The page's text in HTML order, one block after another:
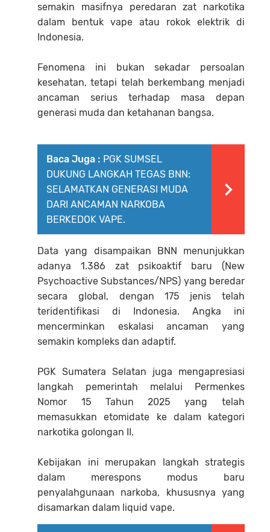
semakin masifnya peredaran zat narkotika
dalam bentuk vape atau rokok elektrik di
Indonesia.
Fenomena ini bukan sekadar persoalan
kesehatan, tetapi telah berkembang menjadi
ancaman serius terhadap masa depan
generasi muda dan ketahanan bangsa.
Baca Juga : PGK SUMSEL
DUKUNG LANGKAH TEGAS BNN:
SELAMATKAN GENERASI MUDA
DARI ANCAMAN NARKOBA
BERKEDOK VAPE.
Data yang disampaikan BNN menunjukkan
adanya 1.386 zat psikoaktif baru (New
Psychoactive Substances/NPS) yang beredar
secara global, dengan 175 jenis telah
teridentifikasi di Indonesia. Angka ini
mencerminkan eskalasi ancaman yang
semakin kompleks dan adaptif.
PGK Sumatera Selatan juga mengapresiasi
langkah pemerintah melalui Permenkes
Nomor 15 Tahun 2025 yang telah
memasukkan etomidate ke dalam kategori
narkotika golongan II.
Kebijakan ini merupakan langkah strategis
dalam merespons modus baru
penyalahgunaan narkoba, khususnya yang
disamarkan dalam liquid vape.